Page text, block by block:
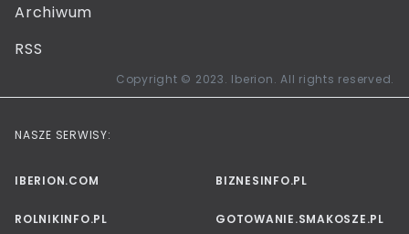
Archiwum
RSS
Copyright © 2023. Iberion. All rights reserved.
NASZE SERWISY:
IBERION.COM BIZNESINFO.PL
ROLNIKINFO.PL GOTOWANIE.SMAKOSZE.PL